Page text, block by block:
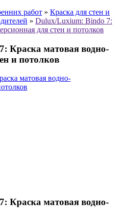
работ » Краска для стен и
» Dulux/Luxium: Bindo 7:
для стен и потолков
Краска матовая водно-
и потолков
Краска матовая водно-